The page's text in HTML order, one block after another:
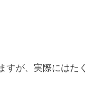
すが、実際にはた